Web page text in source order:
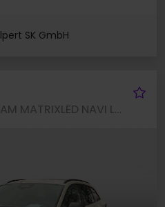
SK GmbH
Leon ST 1.5 DSG AHK CAM MATRIXLED NAVI LM18